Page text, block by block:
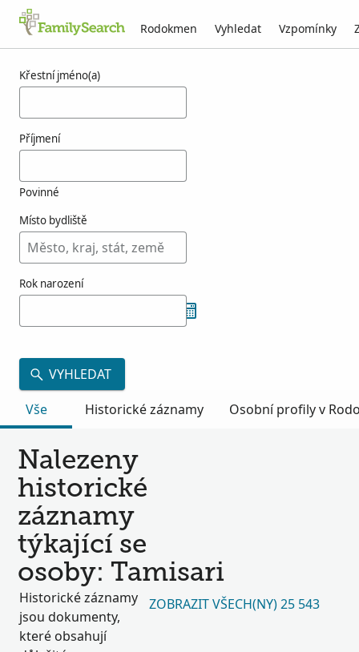
Rodokmen Vyhledat Vzpomínky
Křestní jméno(a)
Příjmení
Povinné
Místo bydliště
Rok narození
VYHLEDAT
Vše
Historické záznamy Osobní profily v
Nalezeny
historické
záznamy
týkající se
osoby: Tamisari
Historické záznamy
jsou dokumenty,
které obsahují
ZOBRAZIT VŠECH(NY) 25 543